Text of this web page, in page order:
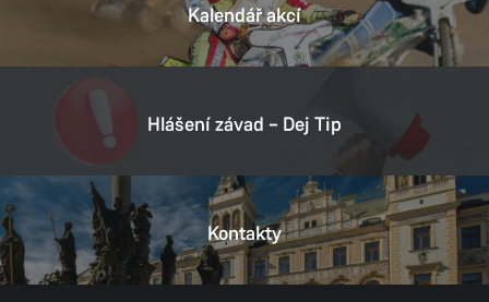
Kalendář akcí
Hlášení závad – Dej Tip
Kontakty